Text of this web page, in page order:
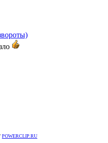
POWERCLIP.RU